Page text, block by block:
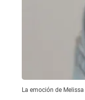
La emoción de